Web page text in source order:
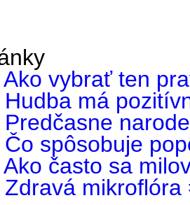
vybrať ten
má
spôsobuje
často sa